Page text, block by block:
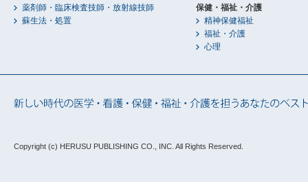
薬剤師・臨床検査技師・放射線技師
蘇生法・処置
保健・福祉・介護
精神保健福祉
福祉・介護
心理
Copyright (c) HERUSU PUBLISHING CO., INC. All Rights Reserved.